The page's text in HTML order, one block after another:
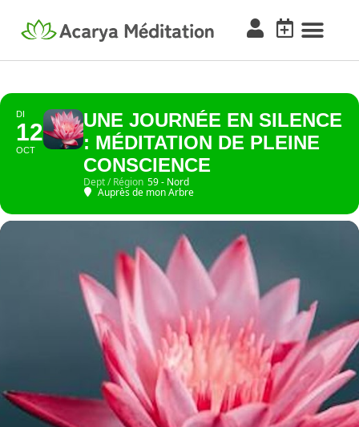
DI
12
OCT
UNE JOURNÉE EN SILENCE
: MÉDITATION DE PLEINE
CONSCIENCE
Dept / Région 59 - Nord
Auprès de mon Arbre